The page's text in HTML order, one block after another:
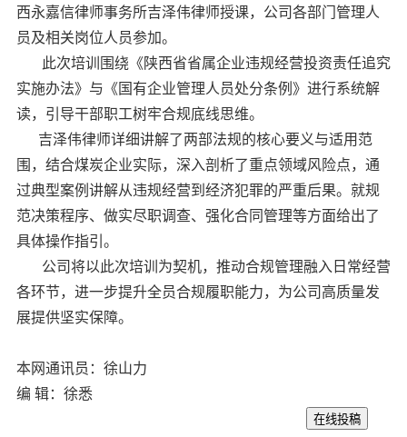
西永嘉信律师事务所吉泽伟律师授课，公司各部门管理人
员及相关岗位人员参加。
此次培训围绕《陕西省省属企业违规经营投资责任追究
实施办法》与《国有企业管理人员处分条例》进行系统解
读，引导干部职工树牢合规底线思维。
吉泽伟律师详细讲解了两部法规的核心要义与适用范
围，结合煤炭企业实际，深入剖析了重点领域风险点，通
过典型案例讲解从违规经营到经济犯罪的严重后果。就规
范决策程序、做实尽职调查、强化合同管理等方面给出了
具体操作指引。
公司将以此次培训为契机，推动合规管理融入日常经营
各环节，进一步提升全员合规履职能力，为公司高质量发
展提供坚实保障。
本网通讯员：徐山力
编 辑：徐悉